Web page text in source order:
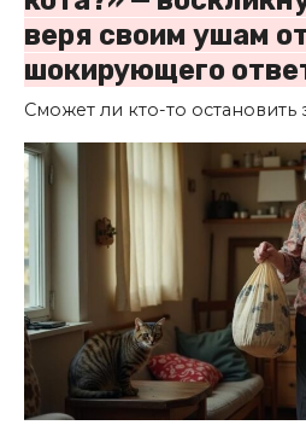
веря своим ушам
шокирующего
Сможет ли кто-то остановить